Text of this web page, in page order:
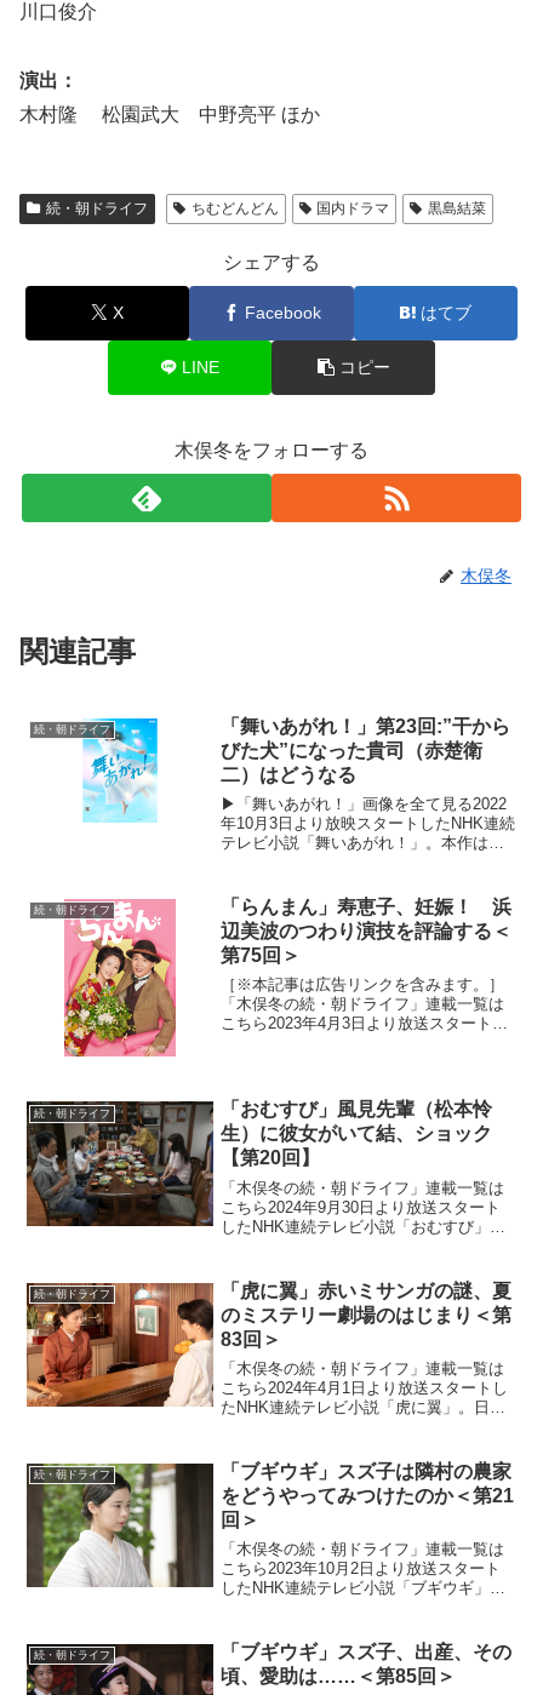
川口俊介
演出：
木村隆 松園武大 中野亮平 ほか
続・朝ドライフ ちむどんどん 国内ドラマ 黒島結菜
シェアする
X Facebook はてブ
LINE コピー
木俣冬をフォローする
木俣冬
関連記事
続・朝ドライフ
「舞いあがれ！」第23回:”干から
びた犬”になった貴司（赤楚衛
二）はどうなる
▶︎「舞いあがれ！」画像を全て見る2022
年10月3日より放映スタートしたNHK連続
テレビ小説「舞いあがれ！」。本作は、
ら、空を飛ぶ夢に向かっていく挫折と再
生のストーリー...
続・朝ドライフ
「らんまん」寿恵子、妊娠！ 浜
辺美波のつわり演技を評論する＜
第75回＞
［※本記事は広告リンクを含みます。］
「木俣冬の続・朝ドライフ」連載一覧は
こちら2023年4月3日より放送スタートし
デルにオリジナルス...
続・朝ドライフ
「おむすび」風見先輩（松本怜
生）に彼女がいて結、ショック
【第20回】
「木俣冬の続・朝ドライフ」連載一覧は
こちら2024年9月30日より放送スタート
したNHK連続テレビ小説「おむすび」。
岡・糸島で両親や祖父母と共に暮らして
いた...
続・朝ドライフ
「虎に翼」赤いミサンガの謎、夏
のミステリー劇場のはじまり＜第
83回＞
「木俣冬の続・朝ドライフ」連載一覧は
こちら2024年4月1日より放送スタートし
たNHK連続テレビ小説「虎に翼」。日本
く本作。困難な時代に生まれながらも仲
間たちと切磋琢磨...
続・朝ドライフ
「ブギウギ」スズ子は隣村の農家
をどうやってみつけたのか＜第21
回＞
「木俣冬の続・朝ドライフ」連載一覧は
こちら2023年10月2日より放送スタート
したNHK連続テレビ小説「ブギウギ」。
をモデルにオリジナルストーリーで描く
本作。小さい頃か...
続・朝ドライフ
「ブギウギ」スズ子、出産、その
頃、愛助は……＜第85回＞